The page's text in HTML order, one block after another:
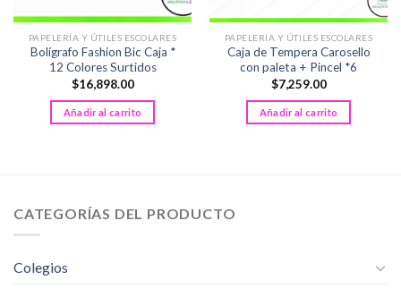
PAPELERÍA Y ÚTILES ESCOLARES
Bolígrafo Fashion Bic Caja *
12 Colores Surtidos
$16,898.00
Añadir al carrito
PAPELERÍA Y ÚTILES ESCOLARES
Caja de Tempera Carosello
con paleta + Pincel *6
$7,259.00
Añadir al carrito
CATEGORÍAS DEL PRODUCTO
Colegios